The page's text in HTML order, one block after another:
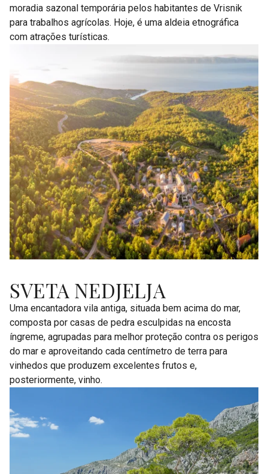
moradia sazonal temporária pelos habitantes de Vrisnik
para trabalhos agrícolas. Hoje, é uma aldeia etnográfica
com atrações turísticas.
SVETA NEDJELJA
Uma encantadora vila antiga, situada bem acima do mar,
composta por casas de pedra esculpidas na encosta
íngreme, agrupadas para melhor proteção contra os perigos
do mar e aproveitando cada centímetro de terra para
vinhedos que produzem excelentes frutos e,
posteriormente, vinho.